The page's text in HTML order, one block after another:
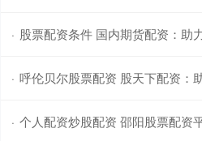
· 股票配资条件 国内期货配资：助
· 呼伦贝尔股票配资 股天下配资：助
· 个人配资炒股配资 邵阳股票配资平